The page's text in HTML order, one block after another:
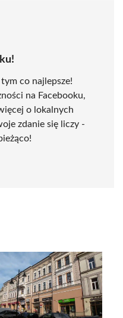
co najlepsze!
na Facebooku,
o lokalnych
zdanie się liczy -